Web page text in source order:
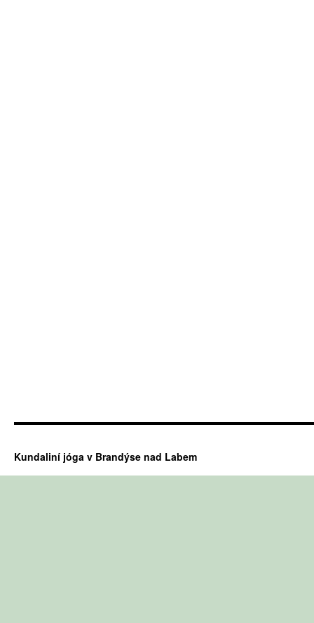
Kundaliní jóga v Brandýse nad Labem